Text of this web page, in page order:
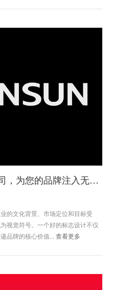
选择河南专业标志设计公司，为您的品牌注入无限活力
的文化背景、市场定位和目标受
视觉符号。一个好的标志设计不仅
品牌的核心价值...查看更多